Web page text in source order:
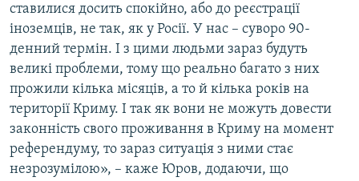
ставилися досить спокійно, або до реєстрації
іноземців, не так, як у Росії. У нас – суворо 90-
денний термін. І з цими людьми зараз будуть
великі проблеми, тому що реально багато з них
прожили кілька місяців, а то й кілька років на
території Криму. І так як вони не можуть довести
законність свого проживання в Криму на момент
референдуму, то зараз ситуація з ними стає
незрозумілою», – каже Юров, додаючи, що